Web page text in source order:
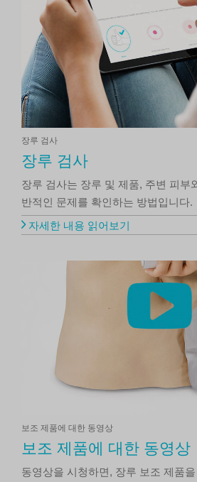
장루 검사
장루 검사
장루 검사는 장루 및 제품, 주변 피부
반적인 문제를 확인하는 방법입니다.
자세한 내용 읽어보기
보조 제품에 대한 동영상
보조 제품에 대한 동영상
동영상을 시청하면, 장루 보조 제품